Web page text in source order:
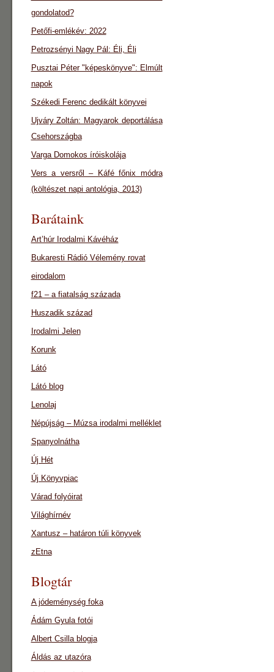
gondolatod?
Petőfi-emlékév: 2022
Petrozsényi Nagy Pál: Éli, Éli
Pusztai Péter "képeskönyve": Elmúlt
napok
Székedi Ferenc dedikált könyvei
Ujváry Zoltán: Magyarok deportálása
Csehországba
Varga Domokos íróiskolája
Vers a versről – Káfé főnix módra
(költészet napi antológia, 2013)
Barátaink
Art’húr Irodalmi Kávéház
Bukaresti Rádió Vélemény rovat
eirodalom
f21 – a fiatalság százada
Huszadik század
Irodalmi Jelen
Korunk
Látó
Látó blog
Lenolaj
Népújság – Múzsa irodalmi melléklet
Spanyolnátha
Új Hét
Új Könyvpiac
Várad folyóirat
Világhírnév
Xantusz – határon túli könyvek
zEtna
Blogtár
A jódeménység foka
Ádám Gyula fotói
Albert Csilla blogja
Áldás az utazóra